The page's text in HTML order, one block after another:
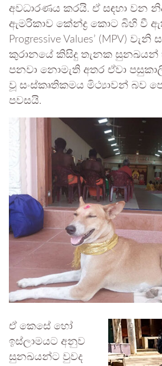
අවධාරණය කරයි. ඒ සඳහා වන
ඇමරිකාව කේන්ද්‍ර කොට බිහි වී ඇති
Progressive Values’ (MPV)
කුරානයේ කිසිදු තැනක සුනඛයන්
පනවා නොමැති අතර ඒවා
වූ සංස්කෘතිකමය මිථ්‍යාවන් බව
පවසයි.
ඒ කෙසේ හෝ
ඉස්ලාමයට අනුව
සුනඛයන්ට වුවද